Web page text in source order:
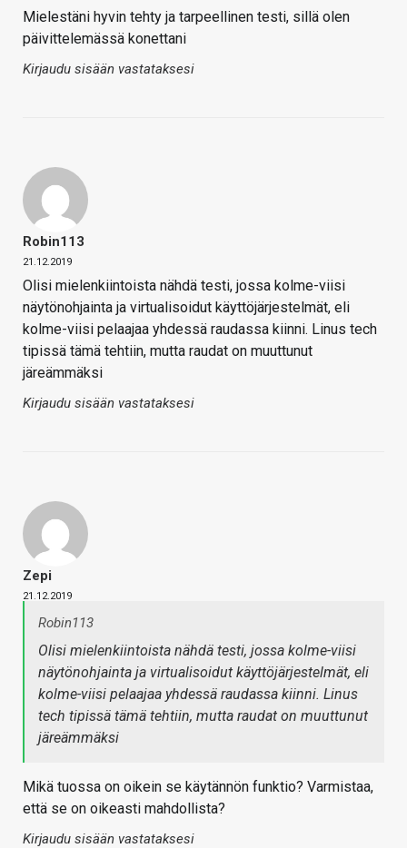
Mielestäni hyvin tehty ja tarpeellinen testi, sillä olen
päivittelemässä konettani
Kirjaudu sisään vastataksesi
Robin113
21.12.2019
Olisi mielenkiintoista nähdä testi, jossa kolme-viisi
näytönohjainta ja virtualisoidut käyttöjärjestelmät, eli
kolme-viisi pelaajaa yhdessä raudassa kiinni. Linus tech
tipissä tämä tehtiin, mutta raudat on muuttunut
järeämmäksi
Kirjaudu sisään vastataksesi
Zepi
21.12.2019
Robin113
Olisi mielenkiintoista nähdä testi, jossa kolme-viisi
näytönohjainta ja virtualisoidut käyttöjärjestelmät, eli
kolme-viisi pelaajaa yhdessä raudassa kiinni. Linus
tech tipissä tämä tehtiin, mutta raudat on muuttunut
järeämmäksi
Mikä tuossa on oikein se käytännön funktio? Varmistaa,
että se on oikeasti mahdollista?
Kirjaudu sisään vastataksesi